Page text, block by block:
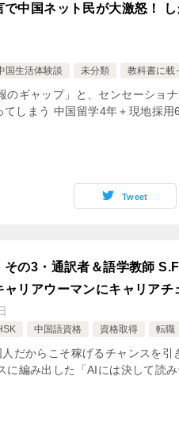
で中国ネット民が大激怒！
国生活体験談 未分類 教科書に載
ギャップ」と、センセーショ
しまう 中国留学4年＋現地採
Tweet
の3・通訳者＆語学教師
リアウーマンにキャリアチ
中国語資格 資格取得 転職
だからこそ稼げるチャンスを
に編み出した「AIには決して読